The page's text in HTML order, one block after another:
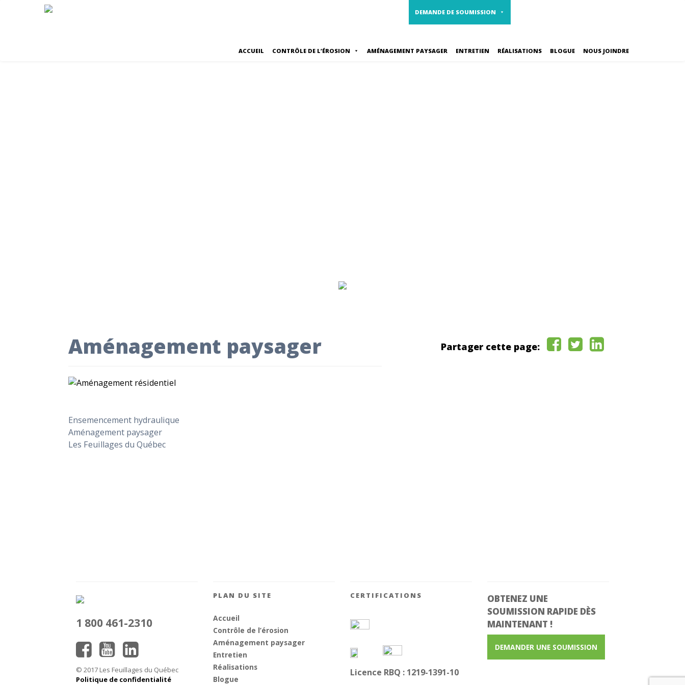
DEMANDE DE SOUMISSION
ACCUEIL CONTRÔLE DE L’ÉROSION AMÉNAGEMENT PAYSAGER ENTRETIEN RÉALISATIONS BLOGUE NOUS JOINDRE
Aménagement paysager
Ensemencement hydraulique
Aménagement paysager
Les Feuillages du Québec
Partager cette page:
1 800 461-2310
© 2017 Les Feuillages du Québec
Politique de confidentialité
PLAN DU SITE
Accueil
Contrôle de l’érosion
Aménagement paysager
Entretien
Réalisations
Blogue
CERTIFICATIONS
Licence RBQ : 1219-1391-10
OBTENEZ UNE
SOUMISSION RAPIDE DÈS
MAINTENANT !
DEMANDER UNE SOUMISSION